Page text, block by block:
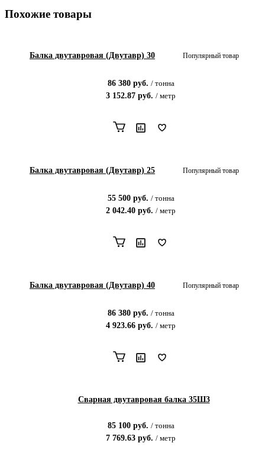
Похожие товары
Балка двутавровая (Двутавр) 30 Популярный товар
86 380руб. / тонна
3 152.87 руб. / метр
Балка двутавровая (Двутавр) 25 Популярный товар
55 500руб. / тонна
2 042.40 руб. / метр
Балка двутавровая (Двутавр) 40 Популярный товар
86 380руб. / тонна
4 923.66 руб. / метр
Сварная двутавровая балка 35Ш3
85 100руб. / тонна
7 769.63 руб. / метр